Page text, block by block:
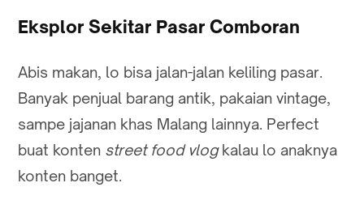
Eksplor Sekitar Pasar Comboran
Abis makan, lo bisa jalan-jalan keliling pasar.
Banyak penjual barang antik, pakaian vintage,
sampe jajanan khas Malang lainnya. Perfect
buat konten street food vlogkalau lo anaknya
konten banget.